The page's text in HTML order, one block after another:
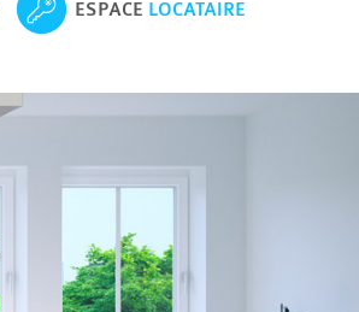
ESPACE LOCATAIRE